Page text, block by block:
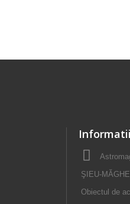
ŞIEU-
Obiectul de